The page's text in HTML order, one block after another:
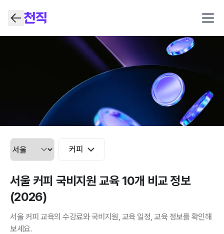
커피
서울 커피 국비지원 교육 10개 비교 정보
(2026)
서울 커피 교육의 수강료와 국비지원, 교육 일정, 교육 정보를 확인해
보세요.